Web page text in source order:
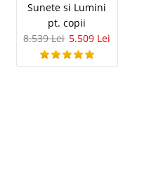
Pat Masina
Sunete si Lumini
pt. copii
8.539 Lei 5.509 Lei